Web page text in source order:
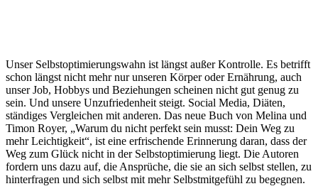
Unser Selbstoptimierungswahn ist längst außer Kontrolle. Es betrifft
schon längst nicht mehr nur unseren Körper oder Ernährung, auch
unser Job, Hobbys und Beziehungen scheinen nicht gut genug zu
sein. Und unsere Unzufriedenheit steigt. Social Media, Diäten,
ständiges Vergleichen mit anderen. Das neue Buch von Melina und
Timon Royer, „Warum du nicht perfekt sein musst: Dein Weg zu
mehr Leichtigkeit“, ist eine erfrischende Erinnerung daran, dass der
Weg zum Glück nicht in der Selbstoptimierung liegt. Die Autoren
fordern uns dazu auf, die Ansprüche, die sie an sich selbst stellen, zu
hinterfragen und sich selbst mit mehr Selbstmitgefühl zu begegnen.